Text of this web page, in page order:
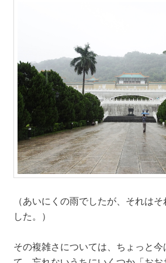
（あいにくの雨でしたが、それは
した。）
その複雑さについては、ちょっと